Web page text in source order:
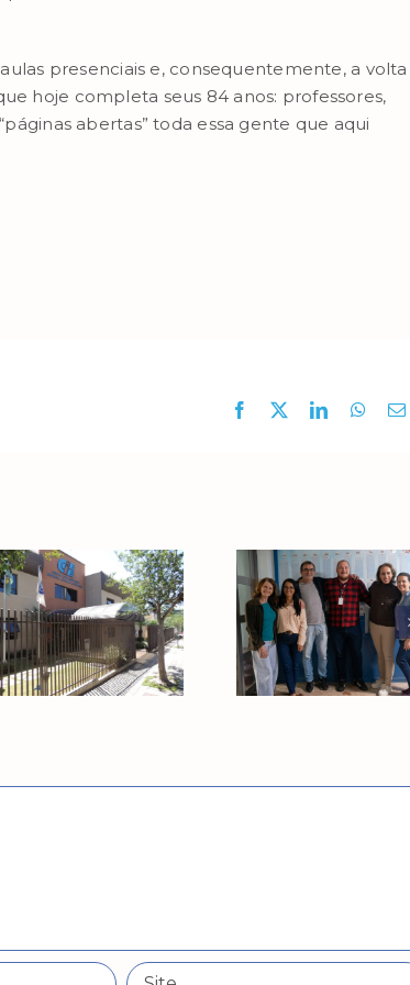
presenciais e, consequentemente, a volta
hoje completa seus 84 anos: professores,
abertas” toda essa gente que aqui
Facebook LinkedIn